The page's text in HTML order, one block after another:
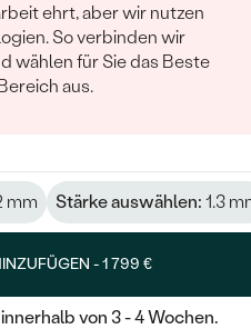
ehrt, aber wir nutzen
So verbinden wir
wählen für Sie das Beste
aus.
mm Stärke auswählen: 1.3
-1 799 €
von 3 - 4 Wochen.